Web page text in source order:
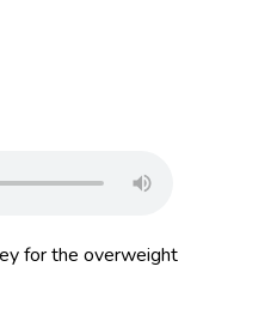
for the overweight